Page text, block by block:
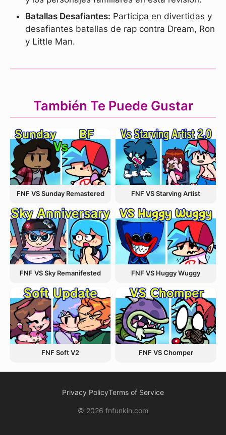
Batallas Desafiantes: Participa en divertidas y
desafiantes batallas de rap contra Dream, Ron
y Little Man.
También Te Puede Gustar
FNF VS Sunday Remastered FNF VS Starving Artist
FNF VS Sky Remanifested FNF VS Huggy Wuggy
FNF Soft V2 FNF VS Chomper
Privacy PolicyTerms of Service
© 2026 fnfunkin.com